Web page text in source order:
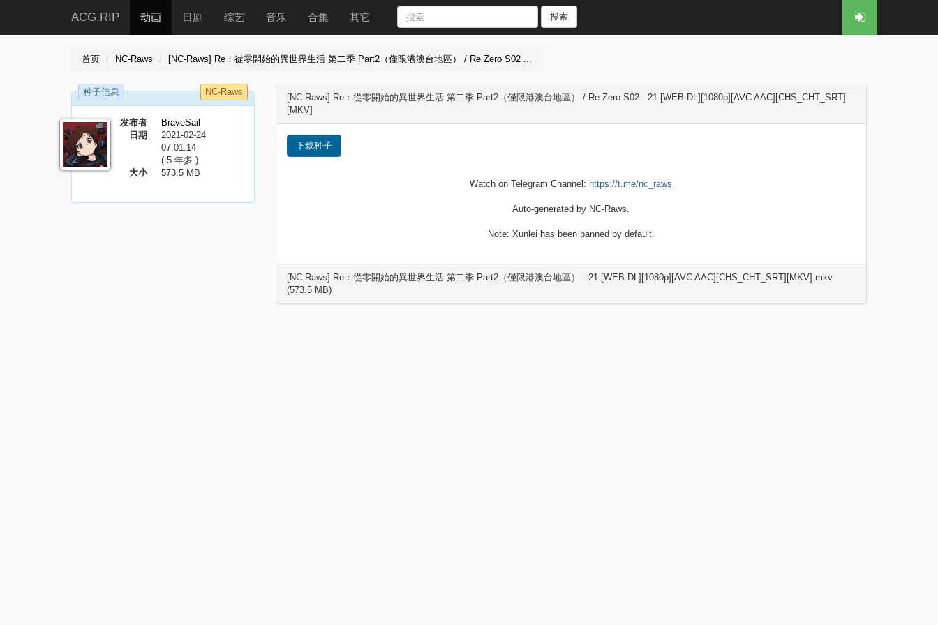
ACG.RIP 动画 日剧 综艺 音乐 合集 其它 搜索
首页 NC-Raws [NC-Raws] Re：從零開始的異世界生活 第二季 Part2（僅限港澳台地區） / Re Zero S02 ...
种子信息 NC-Raws
发布者
BraveSail
日期
2021-02-24
07:01:14
( 5 年多 )
大小
573.5 MB
[NC-Raws] Re：從零開始的異世界生活 第二季 Part2（僅限港澳台地區） / Re Zero S02 - 21 [WEB-DL][1080p][AVC AAC][CHS_CHT_SRT]
[MKV]
下载种子
Watch on Telegram Channel: https://t.me/nc_raws
Auto-generated by NC-Raws.
Note: Xunlei has been banned by default.
[NC-Raws] Re：從零開始的異世界生活 第二季 Part2（僅限港澳台地區） - 21 [WEB-DL][1080p][AVC AAC][CHS_CHT_SRT][MKV].mkv
(573.5 MB)